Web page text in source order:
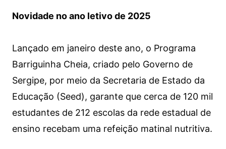
Novidade no ano letivo de 2025
Lançado em janeiro deste ano, o Programa
Barriguinha Cheia, criado pelo Governo de
Sergipe, por meio da Secretaria de Estado da
Educação (Seed), garante que cerca de 120 mil
estudantes de 212 escolas da rede estadual de
ensino recebam uma refeição matinal nutritiva.